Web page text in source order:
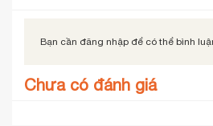
Bạn cần đăng nhập để có thể bình
Chưa có đánh giá